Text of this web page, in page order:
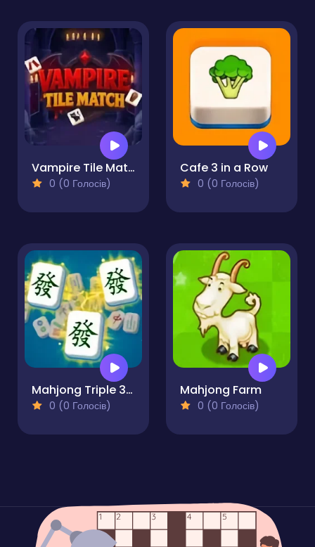
Vampire Tile Match
0 (0 Голосів)
Cafe 3 in a Row
0 (0 Голосів)
Mahjong Triple 3D Tile Match
0 (0 Голосів)
Mahjong Farm
0 (0 Голосів)